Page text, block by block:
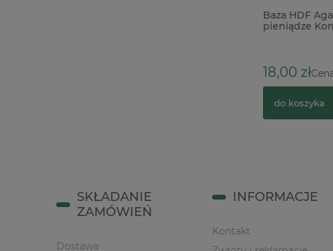
Baza HDF
pieniądze
18,00 zł
do koszyka
SKŁADANIE
ZAMÓWIEŃ
Dostawa
INFORMACJE
Kontakt